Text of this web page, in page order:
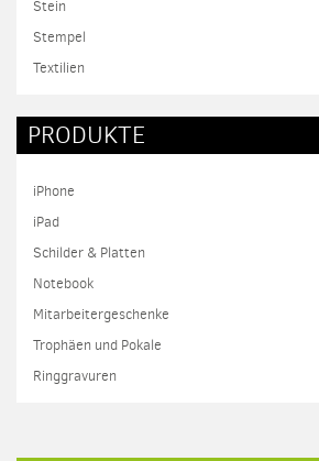
Stein
Stempel
Textilien
PRODUKTE
iPhone
iPad
Schilder & Platten
Notebook
Mitarbeitergeschenke
Trophäen und Pokale
Ringgravuren